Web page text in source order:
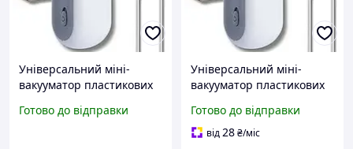
Універсальний міні-
вакууматор пластикових
консервування продуктів
Готово до відправки
Універсальний міні-
вакууматор пластикових
консервування продуктів
харчування
Готово до відправки
від28₴/міс